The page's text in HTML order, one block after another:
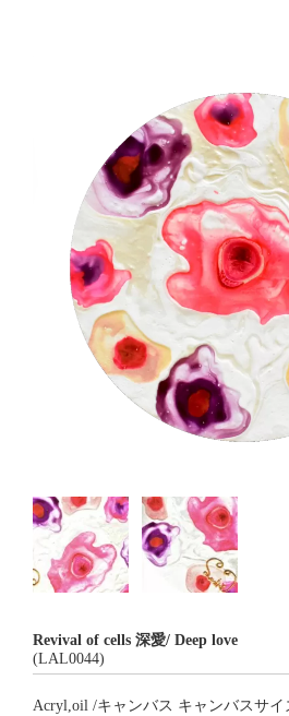
Revival of cells 深愛/ Deep love
(LAL0044)
Acryl,oil /キャンバス キャンバスサ